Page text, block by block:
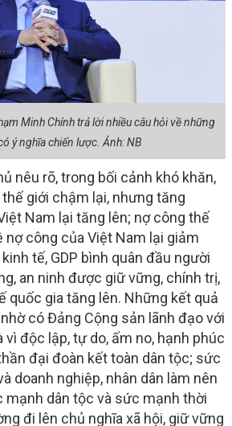
Minh Chính trả lời nhiều câu hỏi về những
ý nghĩa chiến lược. Ảnh: NB
nêu rõ, trong bối cảnh khó khăn,
giới chậm lại, nhưng tăng
Nam lại tăng lên; nợ công thế
nợ công của Việt Nam lại giảm
tế, GDP bình quân đầu người
an ninh được giữ vững, chính trị,
quốc gia tăng lên. Những kết quả
có Đảng Cộng sản lãnh đạo với
độc lập, tự do, ấm no, hạnh phúc
đại đoàn kết toàn dân tộc; sức
doanh nghiệp, nhân dân làm nên
mạnh dân tộc và sức mạnh thời
đi lên chủ nghĩa xã hội, giữ vững